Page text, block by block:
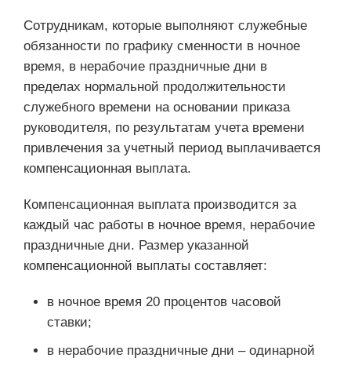
Сотрудникам, которые выполняют служебные
обязанности по графику сменности в ночное
время, в нерабочие праздничные дни в
пределах нормальной продолжительности
служебного времени на основании приказа
руководителя, по результатам учета времени
привлечения за учетный период выплачивается
компенсационная выплата.
Компенсационная выплата производится за
каждый час работы в ночное время, нерабочие
праздничные дни. Размер указанной
компенсационной выплаты составляет:
в ночное время 20 процентов часовой
ставки;
в нерабочие праздничные дни – одинарной